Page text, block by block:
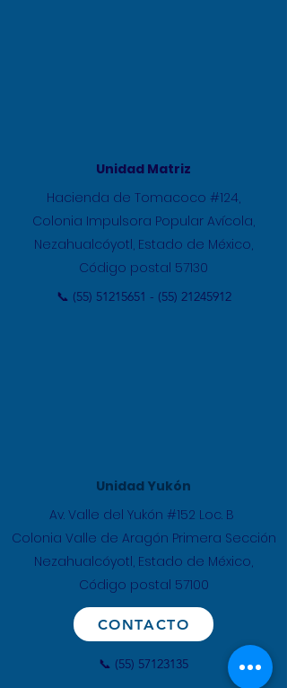
Unidad Matriz
Hacienda de Tomacoco #124,
Colonia Impulsora Popular Avícola,
Nezahualcóyotl, Estado de México,
Código postal 57130
📞 (55) 51215651 - (55) 21245912
Unidad Yukón
Av. Valle del Yukón #152 Loc. B
Colonia Valle de Aragón Primera Sección
Nezahualcóyotl, Estado de México,
​Código postal 57100
CONTACTO
📞 (55) 57123135